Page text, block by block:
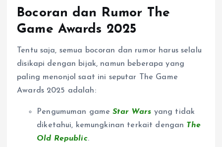
Bocoran dan Rumor The
Game Awards 2025
Tentu saja, semua bocoran dan rumor harus selalu
disikapi dengan bijak, namun beberapa yang
paling menonjol saat ini seputar The Game
Awards 2025 adalah:
Pengumuman gameStar Wars yang tidak
diketahui, kemungkinan terkait dengan The
Old Republic.